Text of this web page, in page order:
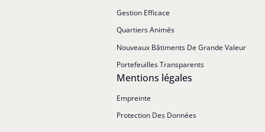
Gestion Efficace
Quartiers Animés
Nouveaux Bâtiments De Grande Valeur
Portefeuilles Transparents
Mentions légales
Empreinte
Protection Des Données